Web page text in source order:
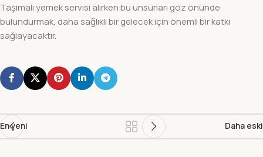
Taşımalı yemek servisi alırken bu unsurları göz önünde
bulundurmak, daha sağlıklı bir gelecek için önemli bir katkı
sağlayacaktır.
En yeni Daha eski